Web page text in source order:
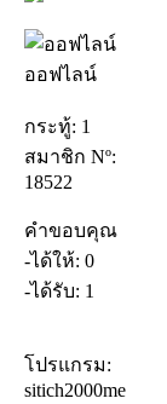
ออฟไลน์
กระทู้: 1
สมาชิก Nº:
18522
คำขอบคุณ
-ได้ให้: 0
-ได้รับ: 1
โปรแกรม:
sitich2000me